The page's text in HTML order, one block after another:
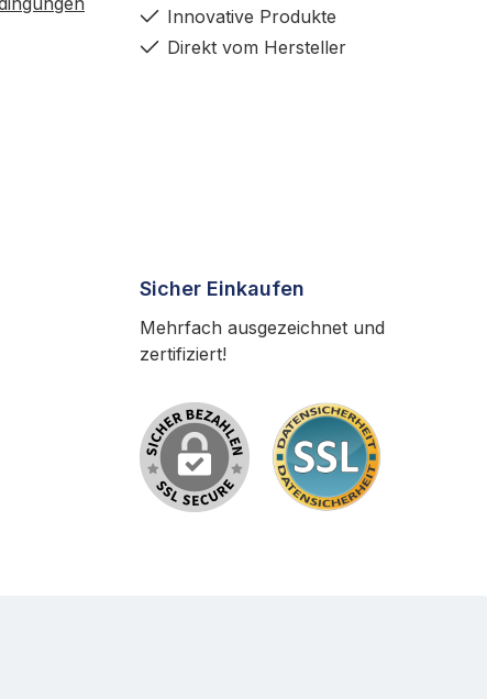
Innovative Produkte
Direkt vom Hersteller
Sicher Einkaufen
Mehrfach ausgezeichnet und
zertifiziert!